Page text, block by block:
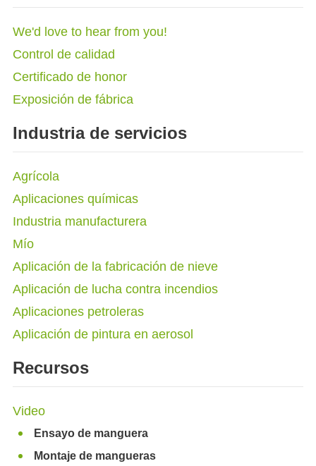
We'd love to hear from you!
Control de calidad
Certificado de honor
Exposición de fábrica
Industria de servicios
Agrícola
Aplicaciones químicas
Industria manufacturera
Mío
Aplicación de la fabricación de nieve
Aplicación de lucha contra incendios
Aplicaciones petroleras
Aplicación de pintura en aerosol
Recursos
Video
Ensayo de manguera
Montaje de mangueras